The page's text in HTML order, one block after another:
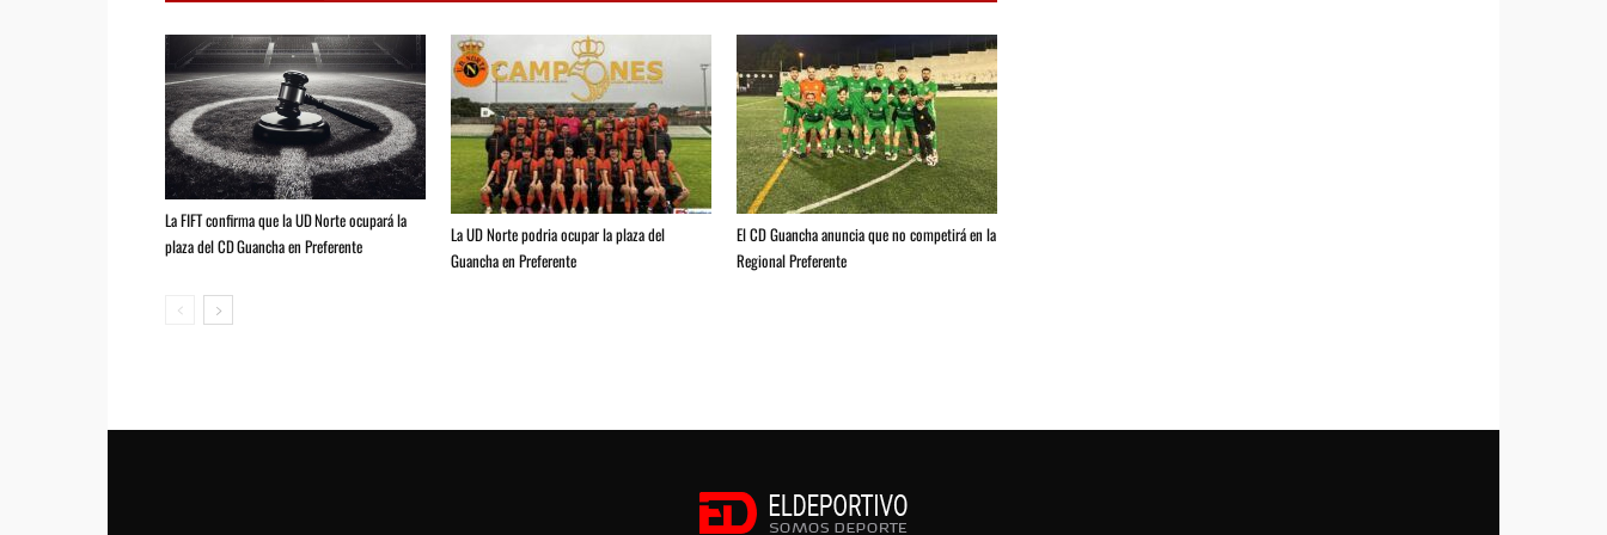
La FIFT confirma que la UD Norte ocupará la
plaza del CD Guancha en Preferente
La UD Norte podria ocupar la plaza del
Guancha en Preferente
El CD Guancha anuncia que no competirá en la
Regional Preferente